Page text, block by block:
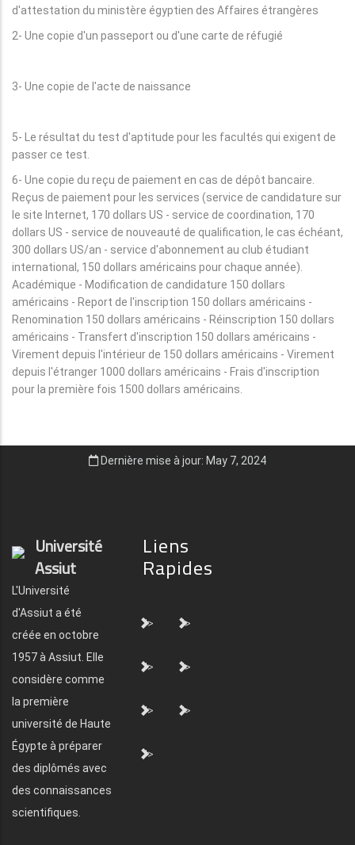
d'attestation du ministère égyptien des Affaires étrangères
2- Une copie d'un passeport ou d'une carte de réfugié
3- Une copie de l'acte de naissance
5- Le résultat du test d'aptitude pour les facultés qui exigent de
passer ce test.
6- Une copie du reçu de paiement en cas de dépôt bancaire.
Reçus de paiement pour les services (service de candidature sur
le site Internet, 170 dollars US - service de coordination, 170
dollars US - service de nouveauté de qualification, le cas échéant,
300 dollars US/an - service d'abonnement au club étudiant
international, 150 dollars américains pour chaque année).
Académique - Modification de candidature 150 dollars
américains - Report de l'inscription 150 dollars américains -
Renomination 150 dollars américains - Réinscription 150 dollars
américains - Transfert d'inscription 150 dollars américains -
Virement depuis l'intérieur de 150 dollars américains - Virement
depuis l'étranger 1000 dollars américains - Frais d'inscription
pour la première fois 1500 dollars américains.
Dernière mise à jour: May 7, 2024
Université
Assiut
L'Université
d'Assiut a été
créée en octobre
1957 à Assiut. Elle
considère comme
la première
université de Haute
Égypte à préparer
des diplômés avec
des connaissances
scientifiques.
Liens
Rapides
"> ">
"> ">
"> ">
">